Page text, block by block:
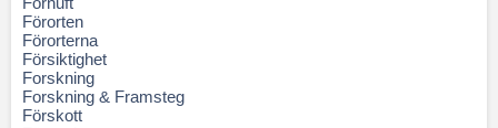
Förorten
Förorterna
Försiktighet
Forskning
Forskning & Framsteg
Förskott